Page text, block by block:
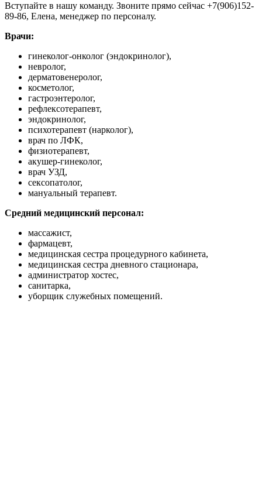
Вступайте в нашу команду. Звоните прямо сейчас +7(906)152-
89-86, Елена, менеджер по персоналу.
Врачи:
гинеколог-онколог (эндокринолог),
невролог,
дерматовенеролог,
косметолог,
гастроэнтеролог,
рефлексотерапевт,
эндокринолог,
психотерапевт (нарколог),
врач по ЛФК,
физиотерапевт,
акушер-гинеколог,
врач УЗД,
сексопатолог,
мануальный терапевт.
Средний медицинский персонал:
массажист,
фармацевт,
медицинская сестра процедурного кабинета,
медицинская сестра дневного стационара,
администратор хостес,
санитарка,
уборщик служебных помещений.